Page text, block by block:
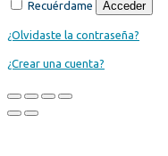
Recuérdame Acceder
¿Olvidaste la contraseña?
¿Crear una cuenta?